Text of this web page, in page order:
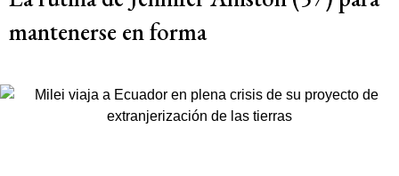
mantenerse en forma